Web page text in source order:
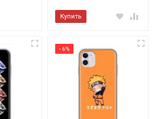
Купить
- 6%